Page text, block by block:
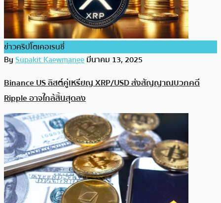
ข่าวคริปโตเคอเรนซี่
BySupakit Kaewmaneeมีนาคม 13, 2025
Binance US ลิสต์คู่เหรียญ XRP/USD ส่งสัญญาณบวกคดี
Ripple อาจใกล้สิ้นสุดลง